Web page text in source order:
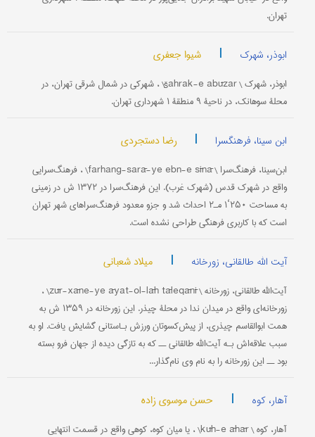
تهران.
ابوذر، شهرک | شیوا جعفری
ابوذر، شهرک \ šahrak-e abūzar\ ، شهرکی در شمال شرقی تهران، در
محلۀ سوهانک، در ناحیۀ ۹ منطقۀ ۱ شهرداری تهران.
ابن سینا، فرهنگسرا | رضا دستجردی
ابن‌سینا، فرهنگ‌سرا \ farhang-sarā-ye ebn-e sīnā\ ، فرهنگ‌سرایی
واقع در شهرک قدس (شهرک غرب). این فرهنگ‌سرا در ۱۳۷۲ ش در زمینی
به مساحت ۲۵۰‘۱ مـ۲ احداث شد و جزو معدود فرهنگ‌سراهای شهر تهران
است که با کاربری فرهنگی طراحی نشده است.
آیت الله طالقانی، زورخانه | میلاد شعبانی
آیت‌الله طالقانی، زورخانه \ zūr-xāne-ye āyat-ol-lāh tāleqānī\ ،
زورخانه‌ای واقع در میدان ندا در محلۀ چیذر. این زورخانه در ۱۳۵۹ ش به
همت ابوالقاسم چیذری، از پیش‌کسوتان ورزش بـاستانی گشایش یافت. او به
سبب علاقه‌اش بـه آیت‌الله طالقانی ــ که به تازگی دیده از جهان فرو بسته
بود ــ این زورخانه را به نام وی نام‌گذار...
آهار، کوه | حسن موسوی زاده
آهار، کوه \ kūh-e āhār\ ، یا میان کوه، کوهی واقع در قسمت انتهایی